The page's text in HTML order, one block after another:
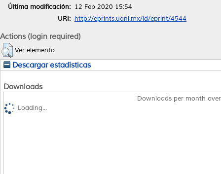
Última modificación: 12 Feb 2020 15:54
URI: http://eprints.uanl.mx/id/eprint/4544
Actions (login required)
Ver elemento
Descargar estadísticas
Downloads
Downloads per month
Loading...